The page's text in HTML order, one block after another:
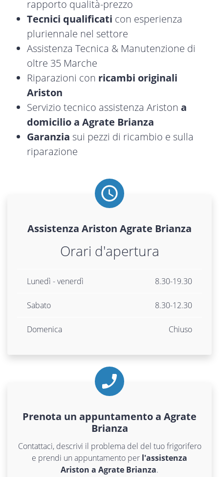
rapporto qualità-prezzo
Tecnici qualificati con esperienza
pluriennale nel settore
Assistenza Tecnica & Manutenzione di
oltre 35 Marche
Riparazioni con ricambi originali
Ariston
Servizio tecnico assistenza Ariston a
domicilio a Agrate Brianza
Garanzia sui pezzi di ricambio e sulla
riparazione
Assistenza Ariston Agrate Brianza
Orari d'apertura
Lunedì - venerdì 8.30-19.30
Sabato 8.30-12.30
Domenica Chiuso
Prenota un appuntamento a Agrate
Brianza
Contattaci, descrivi il problema del del tuo frigorifero
e prendi un appuntamento per l'assistenza
Ariston a Agrate Brianza.